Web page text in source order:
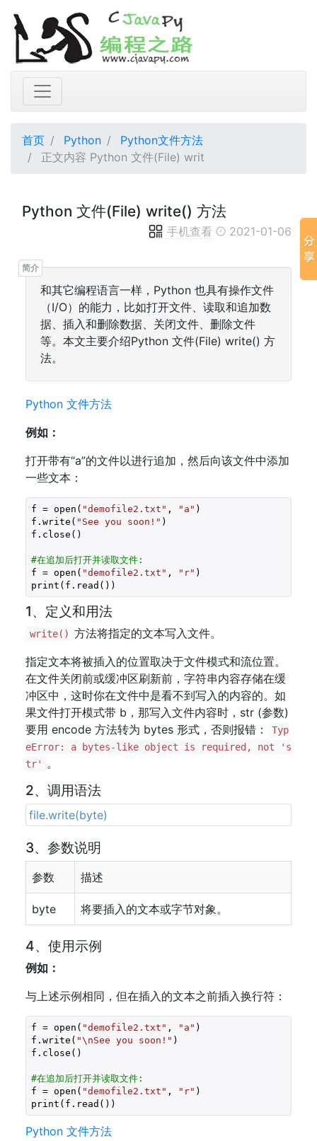
首页 Python
Python文件方法
正文内容 Python 文件(File) writ
Python 文件(File) write() 方法
手机查看 2021-01-06
和其它编程语言一样，Python 也具有操作文件
（I/O）的能力，比如打开文件、读取和追加数
据、插入和删除数据、关闭文件、删除文件
等。本文主要介绍Python 文件(File) write() 方
法。
Python 文件方法
例如：
打开带有“a”的文件以进行追加，然后向该文件中添加
一些文本：
f = open( "demofile2.txt" , "a" )
f.write( "See you soon!" )
f.close()
#在追加后打开并读取文件:
f = open( "demofile2.txt" , "r" )
print(f.read())
1、定义和用法
write() 方法将指定的文本写入文件。
指定文本将被插入的位置取决于文件模式和流位置。
在文件关闭前或缓冲区刷新前，字符串内容存储在缓
冲区中，这时你在文件中是看不到写入的内容的。如
果文件打开模式带 b，那写入文件内容时，str (参数)
要用 encode 方法转为 bytes 形式，否则报错：
Typ
eError: a bytes-like object is required, not 's
tr'
。
2、调用语法
file.write(byte)
3、参数说明
参数 描述
byte 将要插入的文本或字节对象。
4、使用示例
例如：
与上述示例相同，但在插入的文本之前插入换行符：
f = open( "demofile2.txt" , "a" )
f.write( "\nSee you soon!" )
f.close()
#在追加后打开并读取文件:
f = open( "demofile2.txt" , "r" )
print(f.read())
Python 文件方法